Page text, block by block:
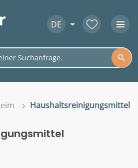
DE
Haushaltsreinigungsmittel